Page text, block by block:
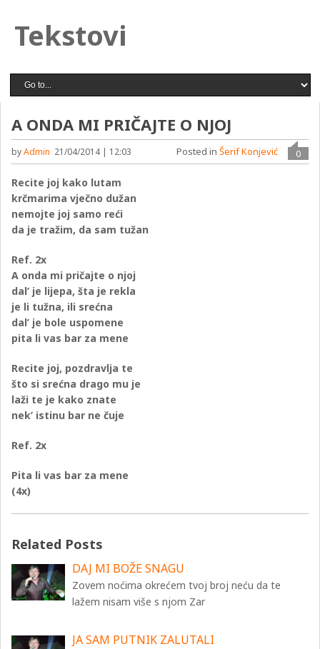
Tekstovi
A ONDA MI PRIČAJTE O NJOJ
byAdmin 21/04/2014 | 12:03 0
Posted in Šerif Konjević
Recite joj kako lutam
krčmarima vječno dužan
nemojte joj samo reći
da je tražim, da sam tužan
Ref. 2x
A onda mi pričajte o njoj
dal’ je lijepa, šta je rekla
je li tužna, ili srećna
dal’ je bole uspomene
pita li vas bar za mene
Recite joj, pozdravlja te
što si srećna drago mu je
laži te je kako znate
nek’ istinu bar ne čuje
Ref. 2x
Pita li vas bar za mene
(4x)
Related Posts
DAJ MI BOŽE SNAGU
Zovem noćima okrećem tvoj broj neću da te
lažem nisam više s njom Zar
JA SAM PUTNIK ZALUTALI